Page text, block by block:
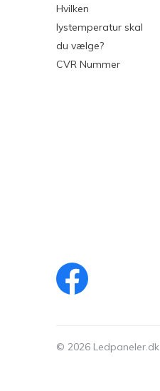
Hvilken
lystemperatur skal
du vælge?
CVR Nummer
© 2026 Ledpaneler.dk